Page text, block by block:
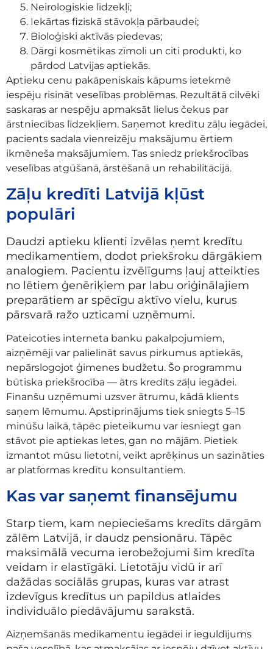
Neirologiskie līdzekļi;
Iekārtas fiziskā stāvokļa pārbaudei;
Bioloģiski aktīvās piedevas;
Dārgi kosmētikas zīmoli un citi produkti, ko
pārdod Latvijas aptiekās.
Aptieku cenu pakāpeniskais kāpums ietekmē
iespēju risināt veselības problēmas. Rezultātā cilvēki
saskaras ar nespēju apmaksāt lielus čekus par
ārstniecības līdzekļiem. Saņemot kredītu zāļu iegādei,
pacients sadala vienreizēju maksājumu ērtiem
ikmēneša maksājumiem. Tas sniedz priekšrocības
veselības atgūšanā, ārstēšanā un rehabilitācijā.
Zāļu kredīti Latvijā kļūst
populāri
Daudzi aptieku klienti izvēlas ņemt kredītu
medikamentiem, dodot priekšroku dārgākiem
analogiem. Pacientu izvēlīgums ļauj atteikties
no lētiem ģenēriķiem par labu oriģinālajiem
preparātiem ar spēcīgu aktīvo vielu, kurus
pārsvarā ražo uzticami uzņēmumi.
Pateicoties interneta banku pakalpojumiem,
aizņēmēji var palielināt savus pirkumus aptiekās,
nepārslogojot ģimenes budžetu. Šo programmu
būtiska priekšrocība — ātrs kredīts zāļu iegādei.
Finanšu uzņēmumi uzsver ātrumu, kādā klients
saņem lēmumu. Apstiprinājums tiek sniegts 5–15
minūšu laikā, tāpēc pieteikumu var iesniegt gan
stāvot pie aptiekas letes, gan no mājām. Pietiek
izmantot mūsu lietotni, veikt aprēķinus un sazināties
ar platformas kredītu konsultantiem.
Kas var saņemt finansējumu
Starp tiem, kam nepieciešams kredīts dārgām
zālēm Latvijā, ir daudz pensionāru. Tāpēc
maksimālā vecuma ierobežojumi šim kredīta
veidam ir elastīgāki. Lietotāju vidū ir arī
dažādas sociālās grupas, kuras var atrast
izdevīgus kredītus un papildus atlaides
individuālo piedāvājumu sarakstā.
Aizņemšanās medikamentu iegādei ir ieguldījums